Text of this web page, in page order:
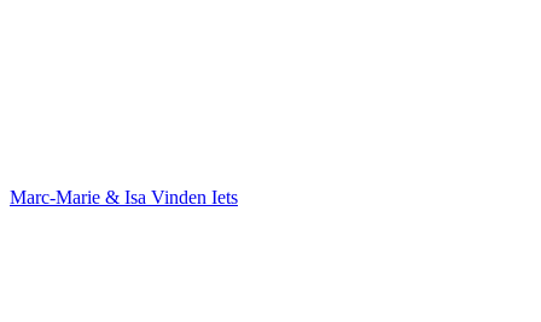
Marc-Marie & Isa Vinden Iets